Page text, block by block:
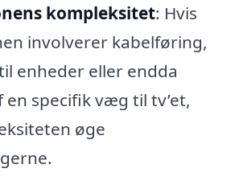
kompleksitet: Hvis
involverer kabelføring,
enheder eller endda
en specifik væg til tv’et,
øge